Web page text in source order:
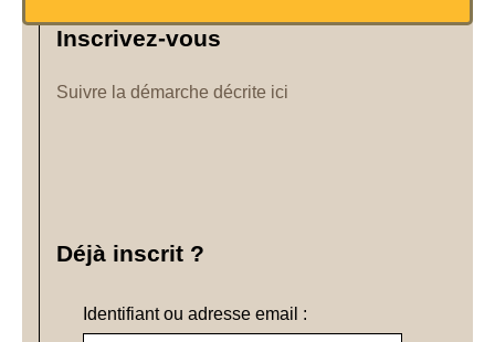
Inscrivez-vous
Suivre la démarche décrite ici
Déjà inscrit ?
Identifiant ou adresse email :